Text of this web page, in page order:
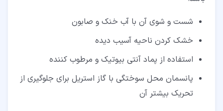
شست و شوی آن با آب خنک و صابون
خشک کردن ناحیه آسیب دیده
استفاده از پماد آنتی بیوتیک و مرطوب کننده
پانسمان محل سوختگی با گاز استریل برای جلوگیری از
تحریک بیشتر آن